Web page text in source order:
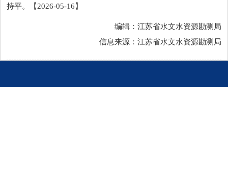
持平。【2026-05-16】
编辑：江苏省水文水资源勘测局
信息来源：江苏省水文水资源勘测局